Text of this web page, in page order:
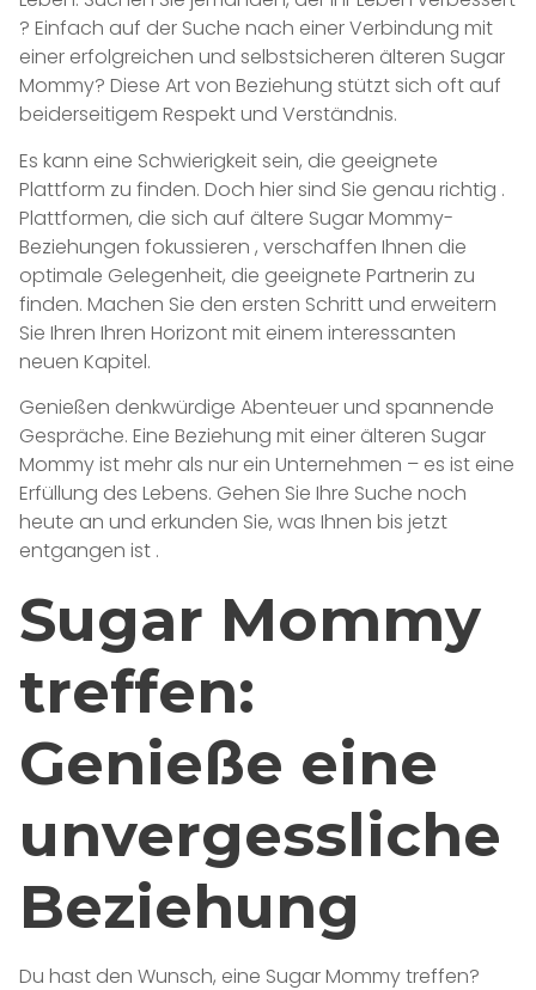
? Einfach auf der Suche nach einer Verbindung mit
einer erfolgreichen und selbstsicheren älteren Sugar
Mommy? Diese Art von Beziehung stützt sich oft auf
beiderseitigem Respekt und Verständnis.
Es kann eine Schwierigkeit sein, die geeignete
Plattform zu finden. Doch hier sind Sie genau richtig .
Plattformen, die sich auf ältere Sugar Mommy-
Beziehungen fokussieren , verschaffen Ihnen die
optimale Gelegenheit, die geeignete Partnerin zu
finden. Machen Sie den ersten Schritt und erweitern
Sie Ihren Ihren Horizont mit einem interessanten
neuen Kapitel.
Genießen denkwürdige Abenteuer und spannende
Gespräche. Eine Beziehung mit einer älteren Sugar
Mommy ist mehr als nur ein Unternehmen – es ist eine
Erfüllung des Lebens. Gehen Sie Ihre Suche noch
heute an und erkunden Sie, was Ihnen bis jetzt
entgangen ist .
Sugar Mommy
treffen:
Genieße eine
unvergessliche
Beziehung
Du hast den Wunsch, eine Sugar Mommy treffen?